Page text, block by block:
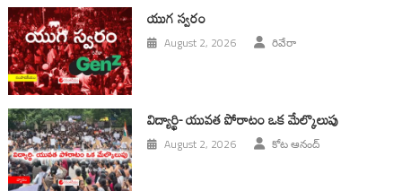
యుగ స్వ‌రం
August 2, 2026 రివేరా
విద్యార్థి- యువత పోరాటం ఒక మేల్కొలుపు
August 2, 2026 కోట ఆనంద్